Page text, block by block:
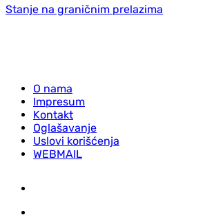
Stanje na graničnim prelazima
O nama
Impresum
Kontakt
Oglašavanje
Uslovi korišćenja
WEBMAIL